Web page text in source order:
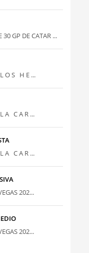
30 GP DE CATAR ...
L O S H E ...
A C A R ...
A C A R ...
202...
202...